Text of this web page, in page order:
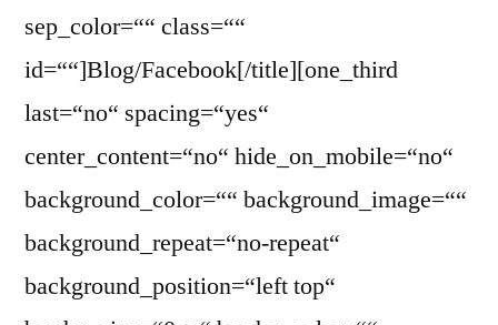
sep_color=““ class=““
id=““]Blog/Facebook[/title][one_third
last=“no“ spacing=“yes“
center_content=“no“ hide_on_mobile=“no“
background_color=““ background_image=““
background_repeat=“no-repeat“
background_position=“left top“